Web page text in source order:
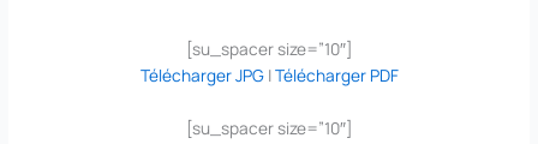
[su_spacer size=”10″]
Télécharger JPG|Télécharger PDF
[su_spacer size=”10″]